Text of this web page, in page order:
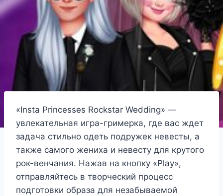
«Insta Princesses Rockstar Wedding» —
увлекательная игра-гримерка, где вас ждет
задача стильно одеть подружек невесты, а
также самого жениха и невесту для крутого
рок-венчания. Нажав на кнопку «Play»,
отправляйтесь в творческий процесс
подготовки образа для незабываемой